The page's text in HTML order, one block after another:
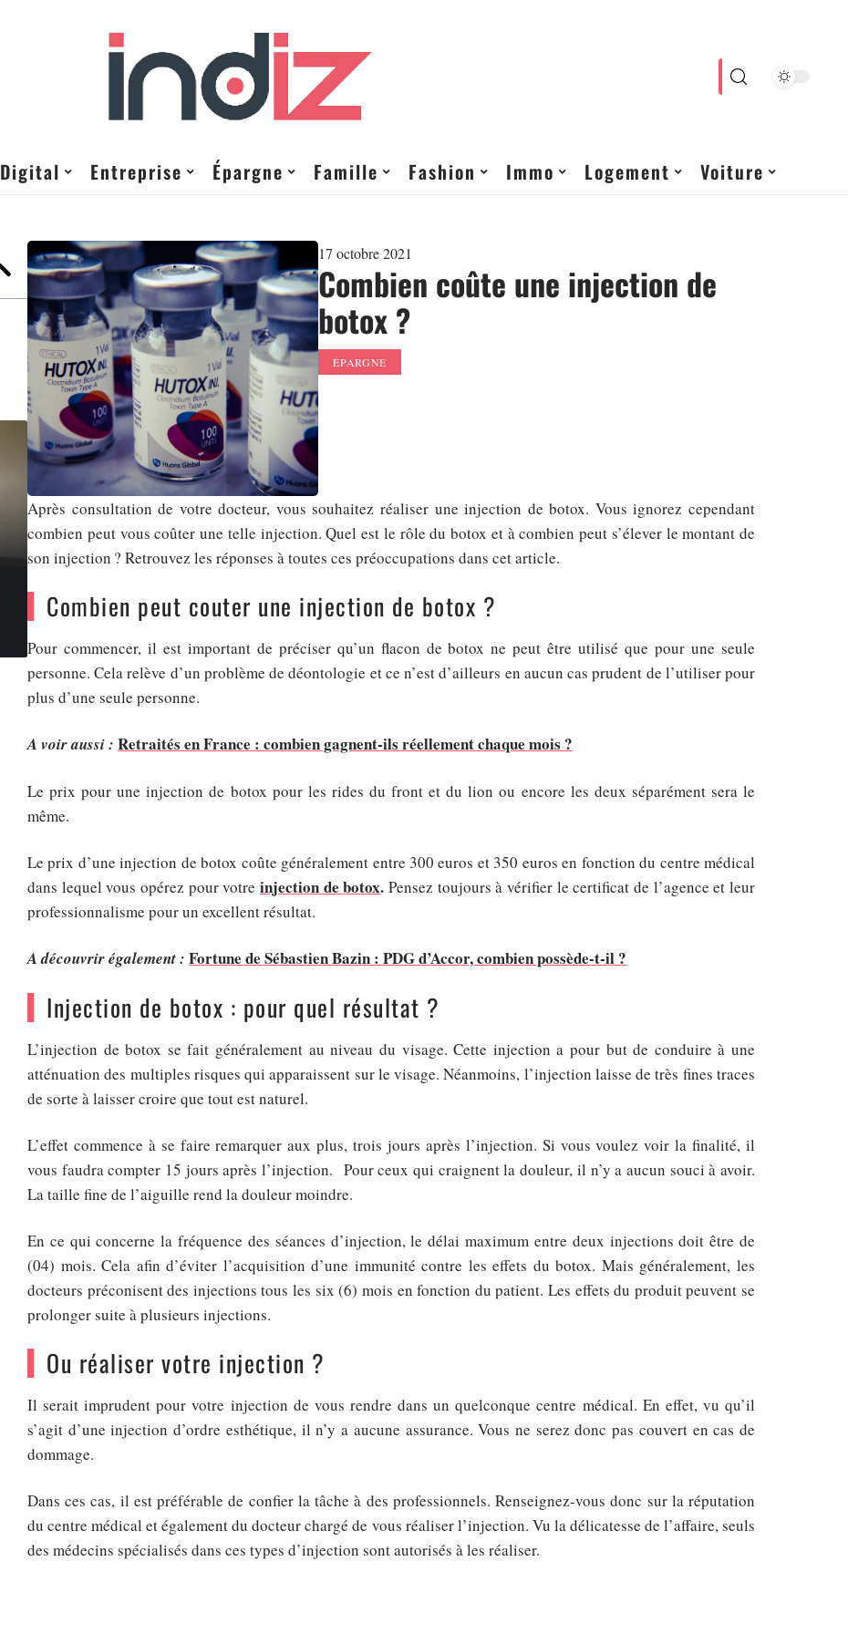
Digital Entreprise Épargne Famille Fashion Immo Logement Voiture
17 octobre 2021
Combien coûte une injection de
botox ?
ÉPARGNE
Après consultation de votre docteur, vous souhaitez réaliser une injection de botox. Vous ignorez cependant
combien peut vous coûter une telle injection. Quel est le rôle du botox et à combien peut s’élever le montant de
son injection ? Retrouvez les réponses à toutes ces préoccupations dans cet article.
Combien peut couter une injection de botox ?
Pour commencer, il est important de préciser qu’un flacon de botox ne peut être utilisé que pour une seule
personne. Cela relève d’un problème de déontologie et ce n’est d’ailleurs en aucun cas prudent de l’utiliser pour
plus d’une seule personne.
A voir aussi : Retraités en France : combien gagnent-ils réellement chaque mois ?
Le prix pour une injection de botox pour les rides du front et du lion ou encore les deux séparément sera le
même.
Le prix d’une injection de botox coûte généralement entre 300 euros et 350 euros en fonction du centre médical
dans lequel vous opérez pour votre injection de botox. Pensez toujours à vérifier le certificat de l’agence et leur
professionnalisme pour un excellent résultat.
A découvrir également : Fortune de Sébastien Bazin : PDG d’Accor, combien possède-t-il ?
Injection de botox : pour quel résultat ?
L’injection de botox se fait généralement au niveau du visage. Cette injection a pour but de conduire à une
atténuation des multiples risques qui apparaissent sur le visage. Néanmoins, l’injection laisse de très fines traces
de sorte à laisser croire que tout est naturel.
L’effet commence à se faire remarquer aux plus, trois jours après l’injection. Si vous voulez voir la finalité, il
vous faudra compter 15 jours après l’injection. Pour ceux qui craignent la douleur, il n’y a aucun souci à avoir.
La taille fine de l’aiguille rend la douleur moindre.
En ce qui concerne la fréquence des séances d’injection, le délai maximum entre deux injections doit être de
(04) mois. Cela afin d’éviter l’acquisition d’une immunité contre les effets du botox. Mais généralement, les
docteurs préconisent des injections tous les six (6) mois en fonction du patient. Les effets du produit peuvent se
prolonger suite à plusieurs injections.
Ou réaliser votre injection ?
Il serait imprudent pour votre injection de vous rendre dans un quelconque centre médical. En effet, vu qu’il
s’agit d’une injection d’ordre esthétique, il n’y a aucune assurance. Vous ne serez donc pas couvert en cas de
dommage.
Dans ces cas, il est préférable de confier la tâche à des professionnels. Renseignez-vous donc sur la réputation
du centre médical et également du docteur chargé de vous réaliser l’injection. Vu la délicatesse de l’affaire, seuls
des médecins spécialisés dans ces types d’injection sont autorisés à les réaliser.